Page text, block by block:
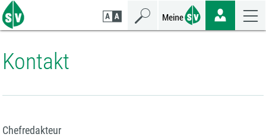
Zum
Seiteninhalt
springen
Zur
Navigation
springen
Zur
Mobilen
Navigation
springen
Kontakt
Chefredakteur